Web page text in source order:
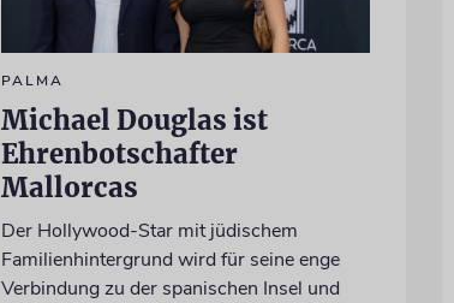
PALMA
Michael Douglas ist
Ehrenbotschafter
Mallorcas
Der Hollywood-Star mit jüdischem
Familienhintergrund wird für seine enge
Verbindung zu der spanischen Insel und